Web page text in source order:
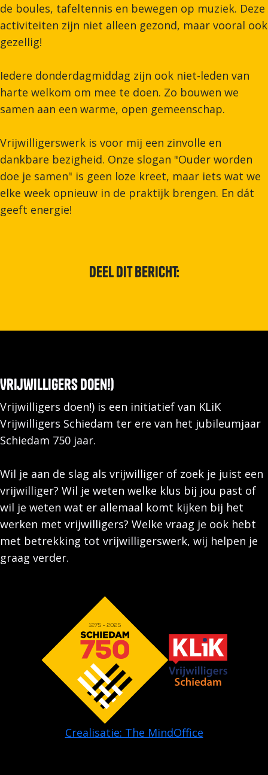
de boules, tafeltennis en bewegen op muziek. Deze
activiteiten zijn niet alleen gezond, maar vooral ook
gezellig!
Iedere donderdagmiddag zijn ook niet-leden van
harte welkom om mee te doen. Zo bouwen we
samen aan een warme, open gemeenschap.
Vrijwilligerswerk is voor mij een zinvolle en
dankbare bezigheid. Onze slogan "Ouder worden
doe je samen" is geen loze kreet, maar iets wat we
elke week opnieuw in de praktijk brengen. En dát
geeft energie!
Deel dit bericht:
Vrijwilligers doen!)
Vrijwilligers doen!) is een initiatief van KLiK
Vrijwilligers Schiedam ter ere van het jubileumjaar
Schiedam 750 jaar.
Wil je aan de slag als vrijwilliger of zoek je juist een
vrijwilliger? Wil je weten welke klus bij jou past of
wil je weten wat er allemaal komt kijken bij het
werken met vrijwilligers? Welke vraag je ook hebt
met betrekking tot vrijwilligerswerk, wij helpen je
graag verder.
Crealisatie: The MindOffice